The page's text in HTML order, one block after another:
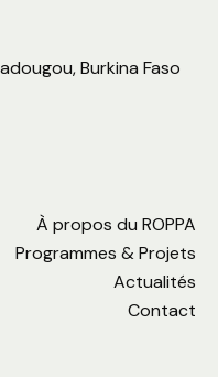
Burkina Faso
À propos du ROPPA
Programmes & Projets
Actualités
Contact